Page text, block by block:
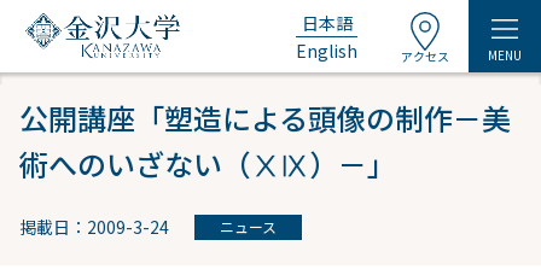
日本語
English
アクセス MENU
公開講座「塑造による頭像の制作－美
術へのいざない（ⅩⅨ）－」
掲載日：2009-3-24 ニュース